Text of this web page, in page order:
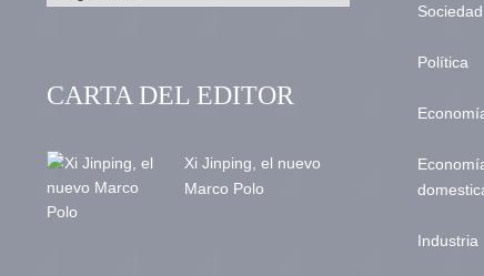
CARTA DEL EDITOR
Xi Jinping, el nuevo
Marco Polo
Sociedad
Política
Industria